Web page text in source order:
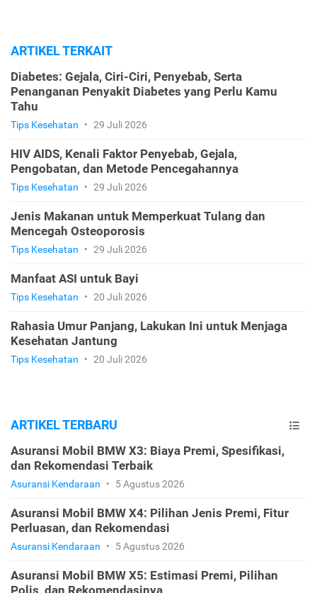
ARTIKEL TERKAIT
Diabetes: Gejala, Ciri-Ciri, Penyebab, Serta
Penanganan Penyakit Diabetes yang Perlu Kamu
Tahu
Tips Kesehatan • 29 Juli 2026
HIV AIDS, Kenali Faktor Penyebab, Gejala,
Pengobatan, dan Metode Pencegahannya
Tips Kesehatan • 29 Juli 2026
Jenis Makanan untuk Memperkuat Tulang dan
Mencegah Osteoporosis
Tips Kesehatan • 29 Juli 2026
Manfaat ASI untuk Bayi
Tips Kesehatan • 20 Juli 2026
Rahasia Umur Panjang, Lakukan Ini untuk Menjaga
Kesehatan Jantung
Tips Kesehatan • 20 Juli 2026
ARTIKEL TERBARU
Asuransi Mobil BMW X3: Biaya Premi, Spesifikasi,
dan Rekomendasi Terbaik
Asuransi Kendaraan • 5 Agustus 2026
Asuransi Mobil BMW X4: Pilihan Jenis Premi, Fitur
Perluasan, dan Rekomendasi
Asuransi Kendaraan • 5 Agustus 2026
Asuransi Mobil BMW X5: Estimasi Premi, Pilihan